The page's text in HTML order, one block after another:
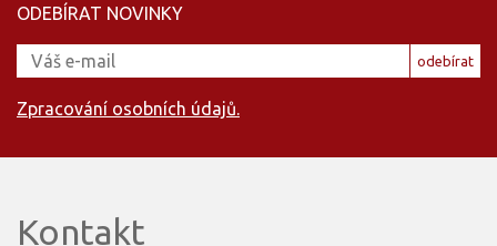
ODEBÍRAT NOVINKY
odebírat
Zpracování osobních údajů.
Kontakt